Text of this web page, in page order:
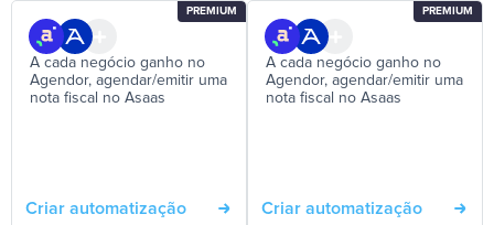
PREMIUM
A cada negócio ganho no
Agendor, agendar/emitir uma
nota fiscal no Asaas
Criar automatização
PREMIUM
A cada negócio ganho no
Agendor, agendar/emitir uma
nota fiscal no Asaas
Criar automatização